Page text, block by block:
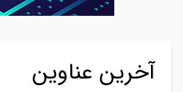
آخرین عناوین